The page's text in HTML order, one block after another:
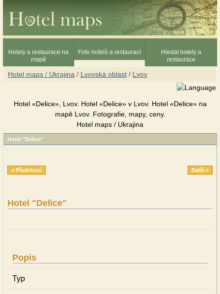
Hotely a restaurace na
mapě
Foto hotelů a restaurací
Hledat hotely a
restaurace
Hotel maps / Ukrajina / Lvovská oblast / Lvov
Hotel «Delice», Lvov. Hotel «Delice» v Lvov. Hotel «Delice» na
mapě Lvov. Fotografie, mapy, ceny.
Hotel maps / Ukrajina
Hotel "Delice"
« Předchozí Další »
Hotel "Delice"
Popis
Typ